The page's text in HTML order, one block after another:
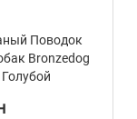
Поводок
Bronzedog
Голубой